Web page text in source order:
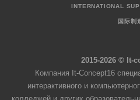
INTERNATIONAL
国际制
2015-2026 © It-
Компания It-Concept16
интерактивного и